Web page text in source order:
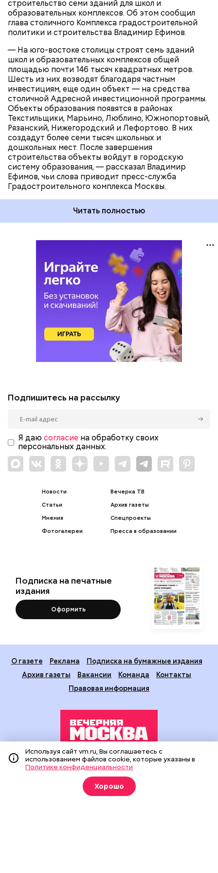
строительство семи зданий для школ и
образовательных комплексов. Об этом сообщил
глава столичного Комплекса градостроительной
политики и строительства Владимир Ефимов.
— На юго-востоке столицы строят семь зданий
школ и образовательных комплексов общей
площадью почти 146 тысяч квадратных метров.
Шесть из них возводят благодаря частным
инвестициям, еще один объект — на средства
столичной Адресной инвестиционной программы.
Объекты образования появятся в районах
Текстильщики, Марьино, Люблино, Южнопортовый,
Рязанский, Нижегородский и Лефортово. В них
создадут более семи тысяч школьных и
дошкольных мест. После завершения
строительства объекты войдут в городскую
систему образования, — рассказал Владимир
Ефимов, чьи слова приводит пресс-служба
Градостроительного комплекса Москвы.
Благодаря этому снизится нагрузка на
существующие учебные организации, обучение
будет проходить в комфортных условиях, появятся
новые образовательные возможности.
Читать полностью
СТРОИТЕЛЬСТВО
ВЛАДИМИР ЕФИМОВ
Подпишитесь на рассылку
Я даю согласие на обработку своих
персональных данных.
Новости
Статьи
Мнения
Фотогалереи
Вечерка ТВ
Архив газеты
Спецпроекты
Пресса в образовании
Подписка на печатные
издания
Оформить
О газете Реклама
Подписка на бумажные издания
Архив газеты
Вакансии Команда
Контакты
Правовая информация
Издание создано при финансовой поддержке Департамента
средств массовой информации и рекламы города Москвы.
На сайте применяются рекомендательные технологии
(информационные технологии предоставления информации
на основе сбора, систематизации и анализа сведений,
Используя сайт vm.ru, Вы соглашаетесь с
использованием файлов cookie, которые указаны в
Политике конфиденциальности
Хорошо